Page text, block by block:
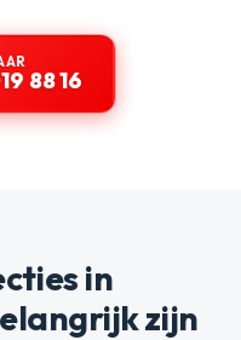
88 16
in
zijn